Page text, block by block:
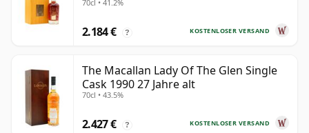
70cl • 41.2%
KOSTENLOSER VERSAND
2.184 € ?
The Macallan Lady Of The Glen Single
Cask 1990 27 Jahre alt
70cl • 43.5%
KOSTENLOSER VERSAND
2.427 € ?